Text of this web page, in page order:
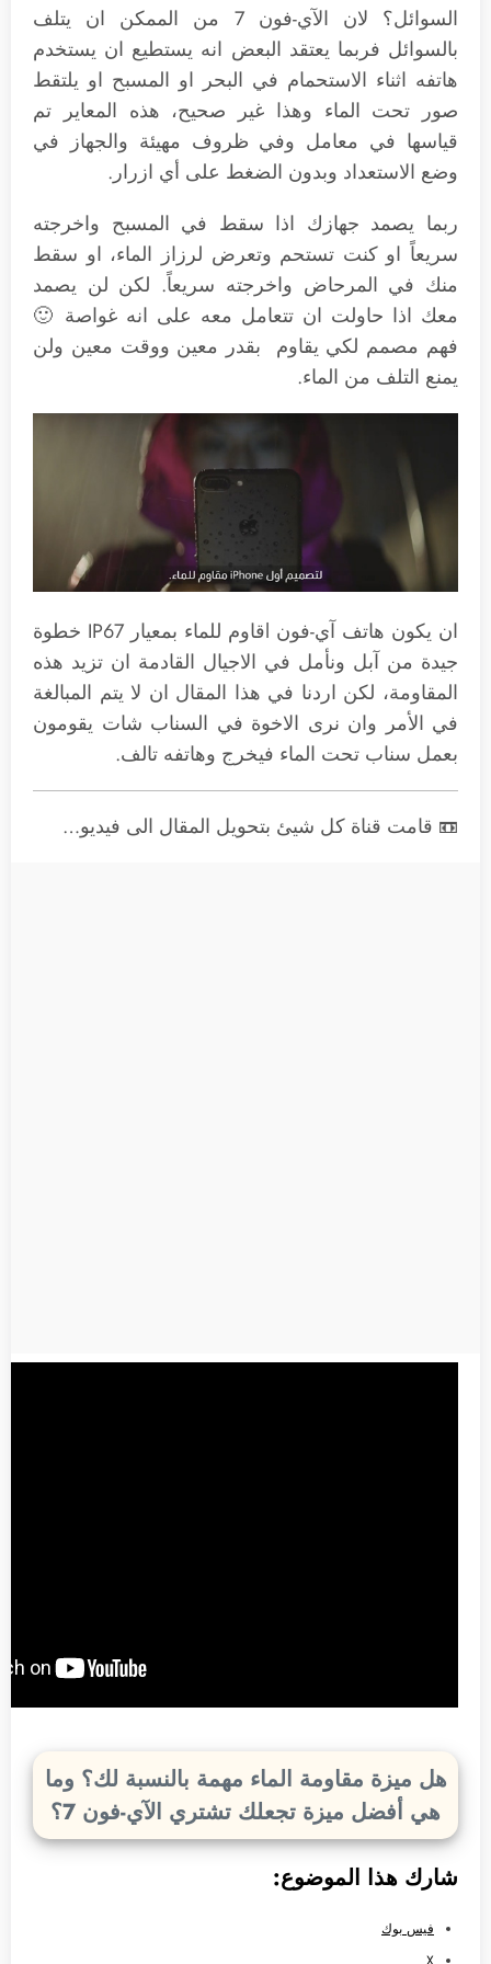
السوائل؟ لان الآي-فون 7 من الممكن ان يتلف
بالسوائل فربما يعتقد البعض انه يستطيع ان يستخدم
هاتفه اثناء الاستحمام في البحر او المسبح او يلتقط
صور تحت الماء وهذا غير صحيح، هذه المعاير تم
قياسها في معامل وفي ظروف مهيئة والجهاز في
وضع الاستعداد وبدون الضغط على أي ازرار.
ربما يصمد جهازك اذا سقط في المسبح واخرجته
سريعاً او كنت تستحم وتعرض لرزاز الماء، او سقط
منك في المرحاض واخرجته سريعاً. لكن لن يصمد
معك اذا حاولت ان تتعامل معه على انه غواصة 🙂
فهم مصمم لكي يقاوم بقدر معين ووقت معين ولن
يمنع التلف من الماء.
ان يكون هاتف آي-فون lقاوم للماء بمعيار IP67 خطوة
جيدة من آبل ونأمل في الاجيال القادمة ان تزيد هذه
المقاومة، لكن اردنا في هذا المقال ان لا يتم المبالغة
في الأمر وان نرى الاخوة في السناب شات يقومون
بعمل سناب تحت الماء فيخرج وهاتفه تالف.
📼 قامت قناة كل شيئ بتحويل المقال الى فيديو…
هل ميزة مقاومة الماء مهمة بالنسبة لك؟ وما
هي أفضل ميزة تجعلك تشتري الآي-فون 7؟
شارك هذا الموضوع:
فيس بوك